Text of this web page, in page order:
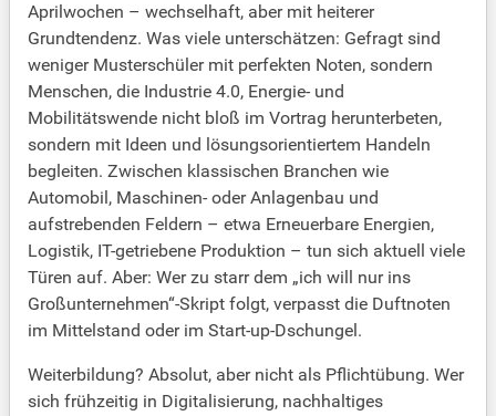
Aprilwochen – wechselhaft, aber mit heiterer
Grundtendenz. Was viele unterschätzen: Gefragt sind
weniger Musterschüler mit perfekten Noten, sondern
Menschen, die Industrie 4.0, Energie- und
Mobilitätswende nicht bloß im Vortrag herunterbeten,
sondern mit Ideen und lösungsorientiertem Handeln
begleiten. Zwischen klassischen Branchen wie
Automobil, Maschinen- oder Anlagenbau und
aufstrebenden Feldern – etwa Erneuerbare Energien,
Logistik, IT-getriebene Produktion – tun sich aktuell viele
Türen auf. Aber: Wer zu starr dem „ich will nur ins
Großunternehmen“-Skript folgt, verpasst die Duftnoten
im Mittelstand oder im Start-up-Dschungel.
Weiterbildung? Absolut, aber nicht als Pflichtübung. Wer
sich frühzeitig in Digitalisierung, nachhaltiges